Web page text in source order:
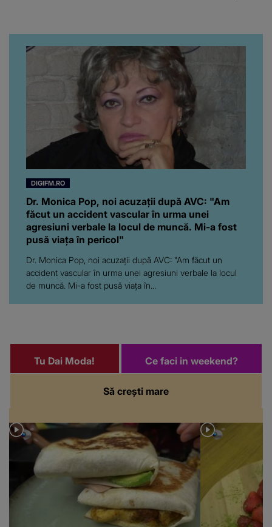
da, frumoasa iubită a lui
Florin Ristei e...
DIGIFM.RO
Dr. Monica Pop, noi acuzații după AVC: "Am
făcut un accident vascular în urma unei
agresiuni verbale la locul de muncă. Mi-a fost
pusă viața în pericol"
Dr. Monica Pop, noi acuzații după AVC: "Am făcut un
accident vascular în urma unei agresiuni verbale la locul
de muncă. Mi-a fost pusă viața în...
Să crești mare
Tu Dai Moda! Ce faci in weekend?